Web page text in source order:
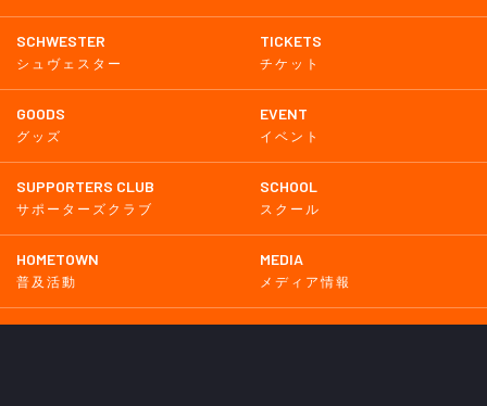
SCHWESTER
シュヴェスター
TICKETS
チケット
GOODS
グッズ
EVENT
イベント
SUPPORTERS CLUB
サポーターズクラブ
SCHOOL
スクール
HOMETOWN
普及活動
MEDIA
メディア情報